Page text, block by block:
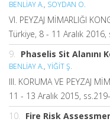
BENLİAY A., SOYDAN O.
VI. PEYZAJ MİMARLIĞI
Türkiye, 8 - 11 Aralık
9. Phaselis Sit Alanını
BENLİAY A., YİĞİT Ş.
III. KORUMA VE PEYZAJ
11 - 13 Aralık 2015,
10. Fire Risk